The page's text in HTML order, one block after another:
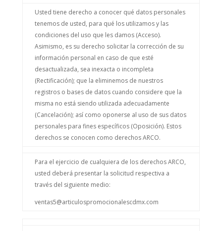
Usted tiene derecho a conocer qué datos personales
tenemos de usted, para qué los utilizamos y las
condiciones del uso que les damos (Acceso).
Asimismo, es su derecho solicitar la corrección de su
información personal en caso de que esté
desactualizada, sea inexacta o incompleta
(Rectificación); que la eliminemos de nuestros
registros o bases de datos cuando considere que la
misma no está siendo utilizada adecuadamente
(Cancelación); así como oponerse al uso de sus datos
personales para fines específicos (Oposición). Estos
derechos se conocen como derechos ARCO.
Para el ejercicio de cualquiera de los derechos ARCO,
usted deberá presentar la solicitud respectiva a
través del siguiente medio:
ventas5@articulospromocionalescdmx.com